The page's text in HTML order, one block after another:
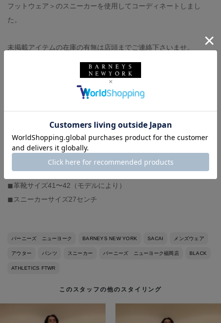
フットウェア＞のスニーカーを使用してコーディネートしまし
た。
未掲載アイテムの在庫の有無は店頭までご連絡下さいませ。
outer : SACAI （着用size 3）
shirt : SACAI （着用size 2）
pants : SACAI （着用size 3）
-スタッフ体型-
◼︎身長177センチ、体重71キロ
◼︎イタリアサイズ48（モデルにより）
◼︎革靴サイズ41〜42（モデルにより）
◼︎スニーカーサイズ27センチ
バーニーズ ニューヨーク BARNEYS NEW YORK SACAI メンズウェア
アウター パンツ スニーカー バーニーズ ニューヨーク福岡店 BLACK
ATHLETICS FTWR
このスタッフの他のスタイリング